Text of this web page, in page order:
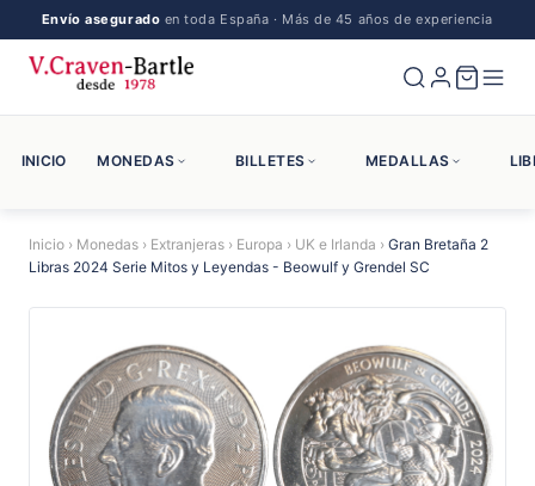
Envío asegurado en toda España · Más de 45 años de experiencia
INICIO MONEDAS BILLETES MEDALLAS
Inicio › Monedas › Extranjeras › Europa › UK e Irlanda › Gran Bretaña 2
Libras 2024 Serie Mitos y Leyendas - Beowulf y Grendel SC